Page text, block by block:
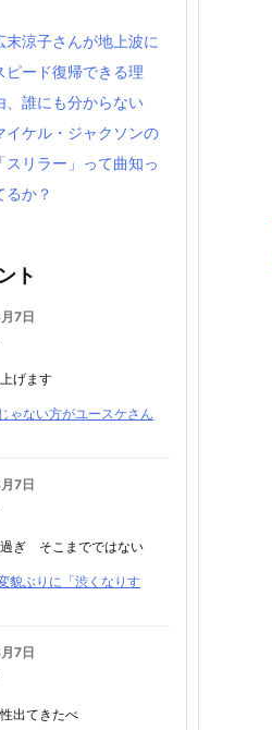
末涼子さんが地上波に
ピード復帰できる理
、誰にも分からない
イケル・ジャクソンの
「スリラー」って曲知っ
るか？
ト
7日
げます
ゃない方がユースケさん
7日
ぎ そこまでではない
貌ぶりに「渋くなりす
7日
出てきたべ